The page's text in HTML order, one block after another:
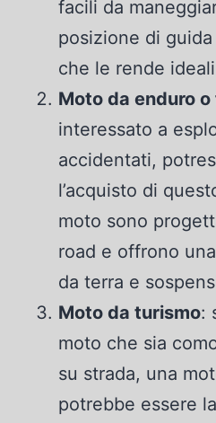
facili da
posizione di
che le rende
Moto da enduro
interessato a
accidentati,
l’acquisto di
moto sono
road e offrono
da terra e
Moto da turismo:
moto che sia
su strada, una
potrebbe essere